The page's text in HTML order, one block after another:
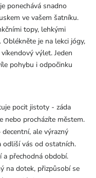
ponechává snadno
ve vašem šatníku.
topy, lehkými
je na lekci jógy,
výlet. Jeden
pohybu i odpočinku
pocit jistoty - záda
nebo procházíte městem.
decentní, ale výrazný
vás od ostatních.
a přechodná období.
na dotek, přizpůsobí se